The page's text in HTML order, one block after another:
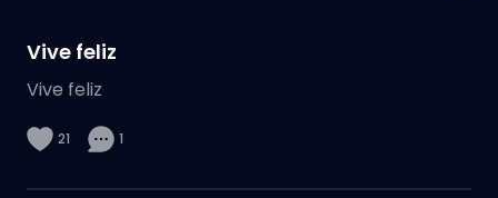
Vive feliz
Vive feliz
21 1